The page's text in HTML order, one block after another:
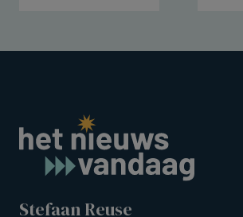
Stefaan Reuse